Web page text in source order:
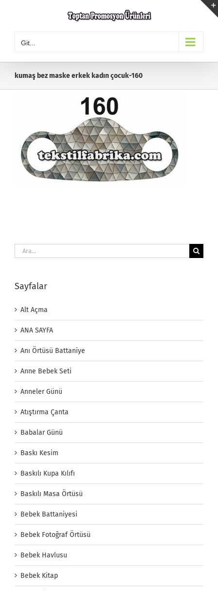
Git...
kumaş bez maske erkek kadın çocuk-160
Ara:
Sayfalar
Alt Açma
ANA SAYFA
Anı Örtüsü Battaniye
Anne Bebek Seti
Anneler Günü
Atıştırma Çanta
Babalar Günü
Baskı Kesim
Baskılı Kupa Kılıfı
Baskılı Masa Örtüsü
Bebek Battaniyesi
Bebek Fotoğraf Örtüsü
Bebek Havlusu
Bebek Kitap